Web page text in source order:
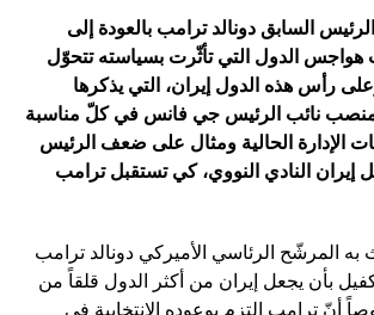
تحوّلات جذرية في السياسة الأميركية وتعاطي
السابق دونالد ترامب بالعودة إلى
هواجس الدول التي تأثّرت بسياسته تتحوّل
رأس هذه الدول إيران، التي يذكرها
نائب الرئيس جي فانس في كلّ مناسبة
الإدارة الحالية ومثال على ضعف الرئيس
إيران النادي النووي، كي تستقبل ترامب
به المرشّح الرئاسي الأميركي دونالد ترامب
بأن يجعل إيران من أكثر الدول قلقاً من
أنّ ترامب التزم بوعوده الانتخابية في